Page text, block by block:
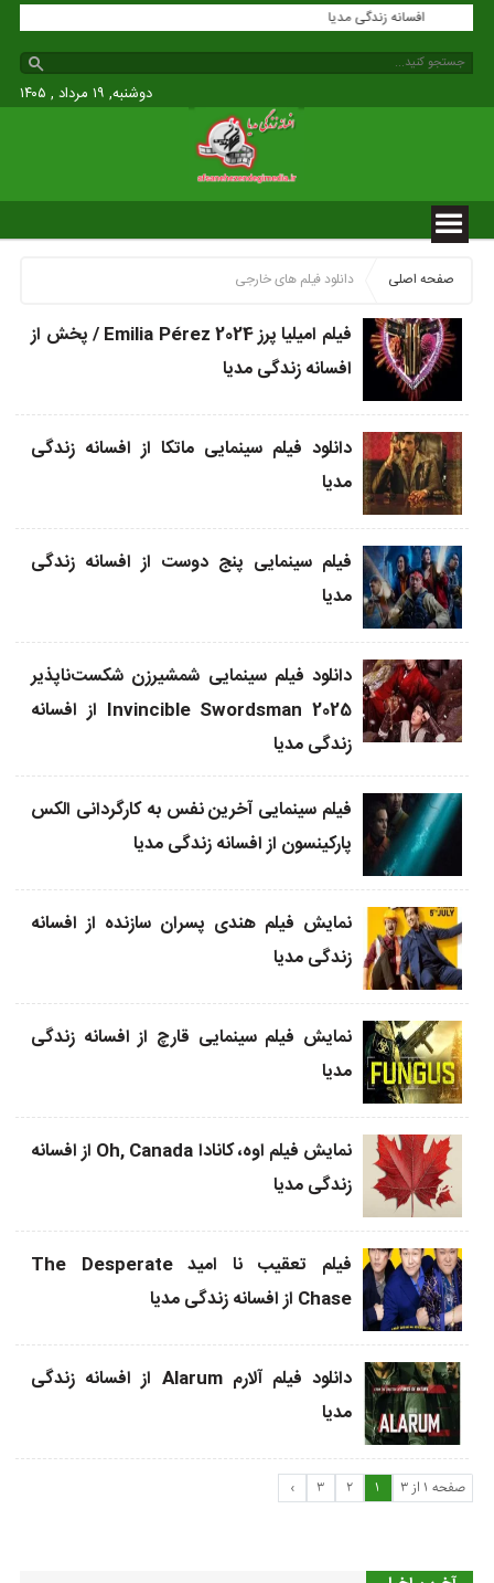
افسانه زندگی مدیا
دوشنبه, ۱۹ مرداد , ۱۴۰۵
صفحه اصلی دانلود فیلم های خارجی
فیلم امیلیا پرز Emilia Pérez 2024 / پخش از
افسانه زندگی مدیا
دانلود فیلم سینمایی ماتکا از افسانه زندگی
مدیا
فیلم سینمایی پنج دوست از افسانه زندگی
مدیا
دانلود فیلم سینمایی شمشیرزن شکست‌ناپذیر
Invincible Swordsman 2025 از افسانه
زندگی مدیا
فیلم سینمایی آخرین نفس به کارگردانی الکس
پارکینسون از افسانه زندگی مدیا
نمایش فیلم هندی پسران سازنده از افسانه
زندگی مدیا
نمایش فیلم سینمایی قارچ از افسانه زندگی
مدیا
نمایش فیلم اوه، کانادا Oh, Canada از افسانه
زندگی مدیا
فیلم تعقیب نا امید The Desperate
Chase از افسانه زندگی مدیا
دانلود فیلم آلارم Alarum از افسانه زندگی
مدیا
صفحه 1 از 3 1
2
3
›